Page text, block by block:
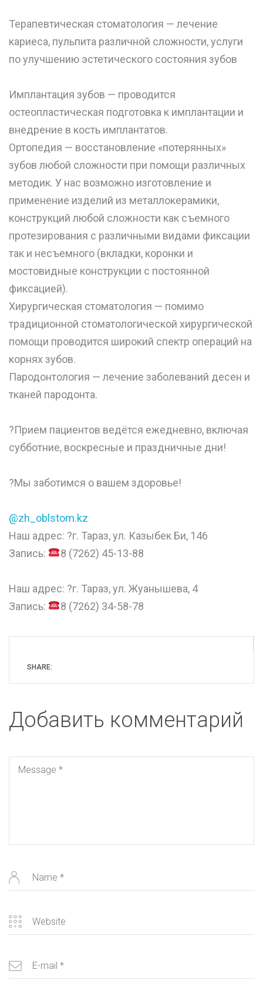
Терапевтическая стоматология — лечение
кариеса, пульпита различной сложности, услуги
по улучшению эстетического состояния зубов
Имплантация зубов — проводится
остеопластическая подготовка к имплантации и
внедрение в кость имплантатов.
Ортопедия — восстановление «потерянных»
зубов любой сложности при помощи различных
методик. У нас возможно изготовление и
применение изделий из металлокерамики,
конструкций любой сложности как съемного
протезирования с различными видами фиксации
так и несъемного (вкладки, коронки и
мостовидные конструкции с постоянной
фиксацией).
Хирургическая стоматология — помимо
традиционной стоматологической хирургической
помощи проводится широкий спектр операций на
корнях зубов.
Пародонтология — лечение заболеваний десен и
тканей пародонта.
?Прием пациентов ведётся ежедневно, включая
субботние, воскресные и праздничные дни!
?Мы заботимся о вашем здоровье!
@zh_oblstom.kz
Наш адрес: ?г. Тараз, ул. Казыбек Би, 146
Запись:
8 (7262) 45-13-88
Наш адрес: ?г. Тараз, ул. Жуанышева, 4
Запись:
8 (7262) 34-58-78
SHARE:
Добавить комментарий